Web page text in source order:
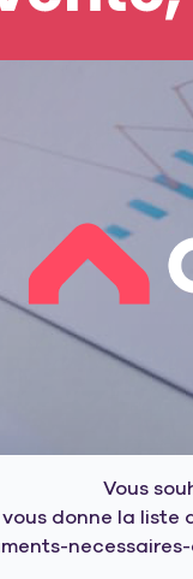
Vous
donne la